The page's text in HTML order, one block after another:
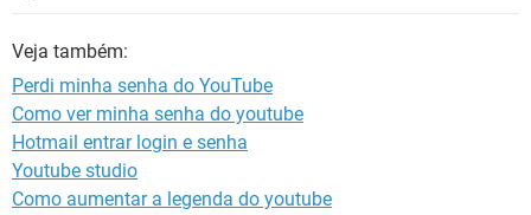
INSTAGRAM
GUIA DE COMPRAS
Veja também:
Perdi minha senha do YouTube
Como ver minha senha do youtube
Hotmail entrar login e senha
Youtube studio
Como aumentar a legenda do youtube